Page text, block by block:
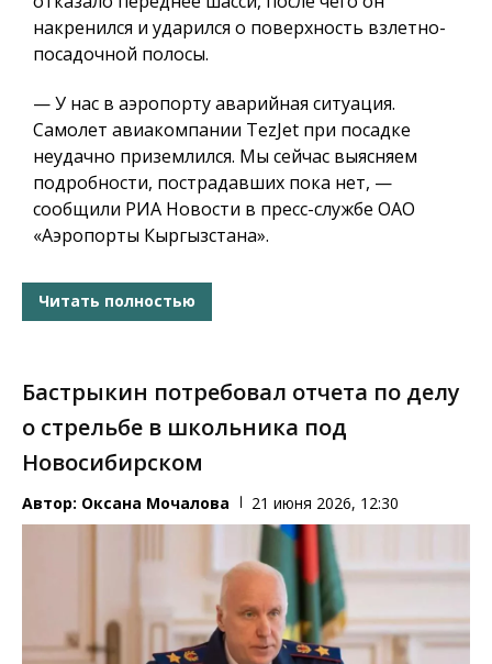
накренился и ударился о поверхность взлетно-
посадочной полосы.
— У нас в аэропорту аварийная ситуация.
Самолет авиакомпании TezJet при посадке
неудачно приземлился. Мы сейчас выясняем
подробности, пострадавших пока нет, —
сообщили РИА Новости в пресс-службе ОАО
«Аэропорты Кыргызстана».
Читать полностью
Бастрыкин потребовал отчета по делу
о стрельбе в школьника под
Новосибирском
Автор: Оксана Мочалова 21 июня 2026, 12:30